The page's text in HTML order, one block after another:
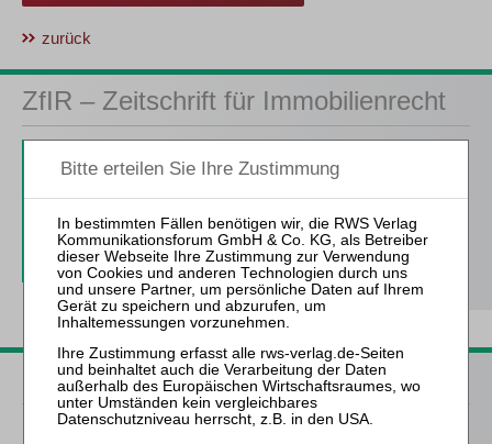
zurück
ZfIR – Zeitschrift für Immobilienrecht
inkl. 14 Tage kostenfreie ZfIR-
Probe-Abo bestellen
Passende Bücher